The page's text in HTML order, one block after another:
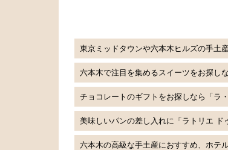
東京ミッドタウンや六本木ヒルズの手土
六本木で注目を集めるスイーツをお探し
チョコレートのギフトをお探しなら「ラ
美味しいパンの差し入れに「ラトリエ ド
六本木の高級な手土産におすすめ、ホテ